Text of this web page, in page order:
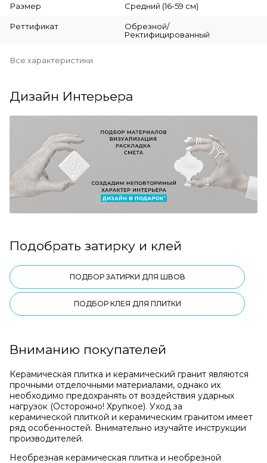
Размер Средний (16-59 см)
Реттификат
Обрезной/
Ректифицированный
Все характеристики
Дизайн Интерьера
Подобрать затирку и клей
ПОДБОР ЗАТИРКИ ДЛЯ ШВОВ
ПОДБОР КЛЕЯ ДЛЯ ПЛИТКИ
Вниманию покупателей
Керамическая плитка и керамический гранит являются
прочными отделочными материалами, однако их
необходимо предохранять от воздействия ударных
нагрузок (Осторожно! Хрупкое). Уход за
керамической плиткой и керамическим гранитом имеет
ряд особенностей. Внимательно изучайте инструкции
производителей.
Необрезная керамическая плитка и необрезной